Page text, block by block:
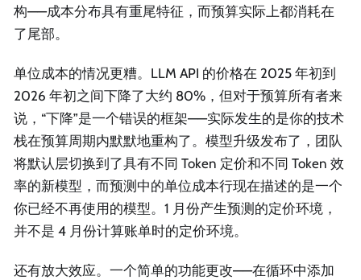
构——成本分布具有重尾特征，而预算实际上都消耗在
了尾部。
单位成本的情况更糟。LLM API 的价格在 2025 年初到
2026 年初之间下降了大约 80%，但对于预算所有者来
说，“下降”是一个错误的框架——实际发生的是你的技术
栈在预算周期内默默地重构了。模型升级发布了，团队
将默认层切换到了具有不同 Token 定价和不同 Token 效
率的新模型，而预测中的单位成本行现在描述的是一个
你已经不再使用的模型。1 月份产生预测的定价环境，
并不是 4 月份计算账单时的定价环境。
还有放大效应。一个简单的功能更改——在循环中添加